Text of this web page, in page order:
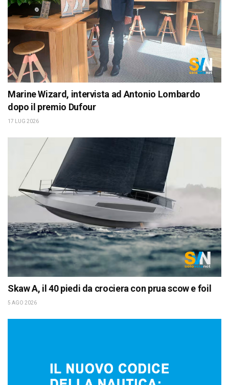
Marine Wizard, intervista ad Antonio Lombardo
dopo il premio Dufour
17 LUG 2026
Skaw A, il 40 piedi da crociera con prua scow e foil
5 AGO 2026